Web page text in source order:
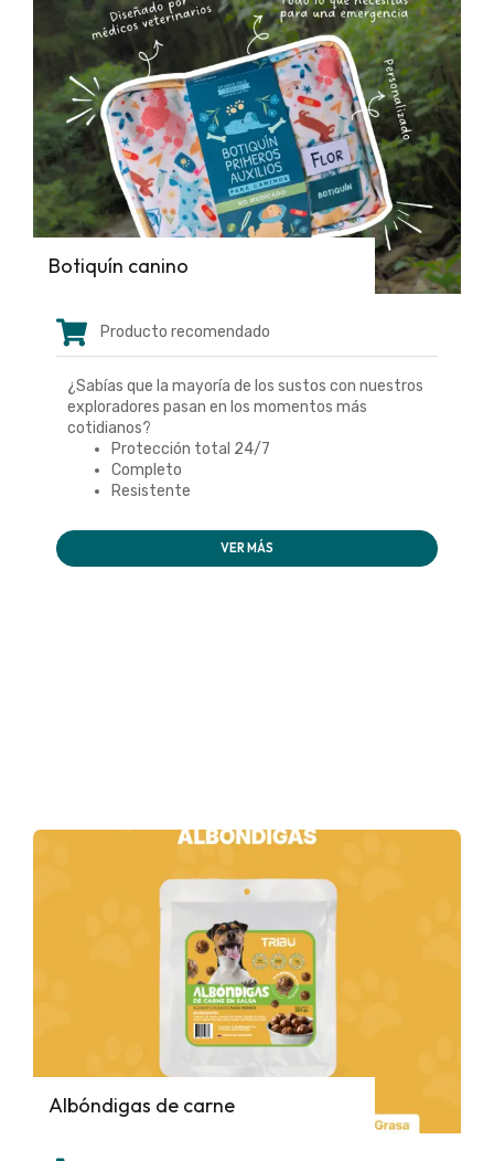
Botiquín canino
Producto recomendado
¿Sabías que la mayoría de los sustos con nuestros
exploradores pasan en los momentos más
cotidianos?
Protección total 24/7
Completo
Resistente
VER MÁS
Albóndigas de carne